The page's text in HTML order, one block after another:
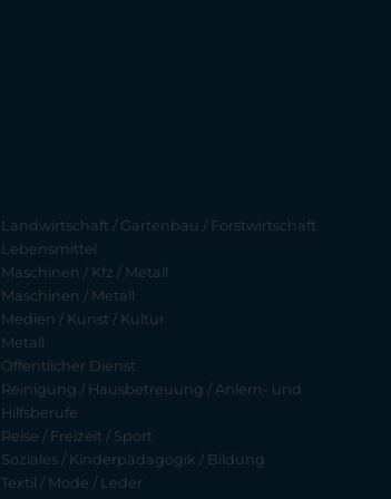
Landwirtschaft / Gartenbau / Forstwirtschaft
Lebensmittel
Maschinen / Kfz / Metall
Maschinen / Metall
Medien / Kunst / Kultur
Metall
Öffentlicher Dienst
Reinigung / Hausbetreuung / Anlern- und
Hilfsberufe
Reise / Freizeit / Sport
Soziales / Kinderpädagogik / Bildung
Textil / Mode / Leder